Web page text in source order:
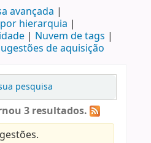
avançada
hierarquia
Nuvem de tags
de aquisição
pesquisa
3 resultados.